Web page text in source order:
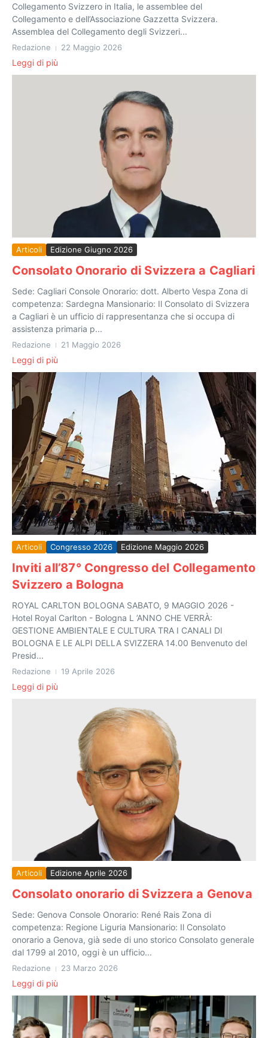
Collegamento Svizzero in Italia, le assemblee del
Collegamento e dell’Associazione Gazzetta Svizzera.
Assemblea del Collegamento degli Svizzeri...
Redazione 22 Maggio 2026
Leggi di più
Articoli Edizione Giugno 2026
Consolato Onorario di Svizzera a Cagliari
Sede: Cagliari Console Onorario: dott. Alberto Vespa Zona di
competenza: Sardegna Mansionario: Il Consolato di Svizzera
a Cagliari è un ufficio di rappresentanza che si occupa di
assistenza primaria p...
Redazione 21 Maggio 2026
Leggi di più
Articoli Congresso 2026 Edizione Maggio 2026
Inviti all’87° Congresso del Collegamento
Svizzero a Bologna
ROYAL CARLTON BOLOGNA SABATO, 9 MAGGIO 2026 -
Hotel Royal Carlton - Bologna L ’ANNO CHE VERRÀ:
GESTIONE AMBIENTALE E CULTURA TRA I CANALI DI
BOLOGNA E LE ALPI DELLA SVIZZERA 14.00 Benvenuto del
Presid...
Redazione 19 Aprile 2026
Leggi di più
Articoli Edizione Aprile 2026
Consolato onorario di Svizzera a Genova
Sede: Genova Console Onorario: René Rais Zona di
competenza: Regione Liguria Mansionario: Il Consolato
onorario a Genova, già sede di uno storico Consolato generale
dal 1799 al 2010, oggi è un ufficio...
Redazione 23 Marzo 2026
Leggi di più